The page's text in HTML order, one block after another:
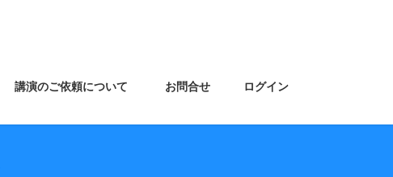
講演のご依頼について お問合せ ログイン